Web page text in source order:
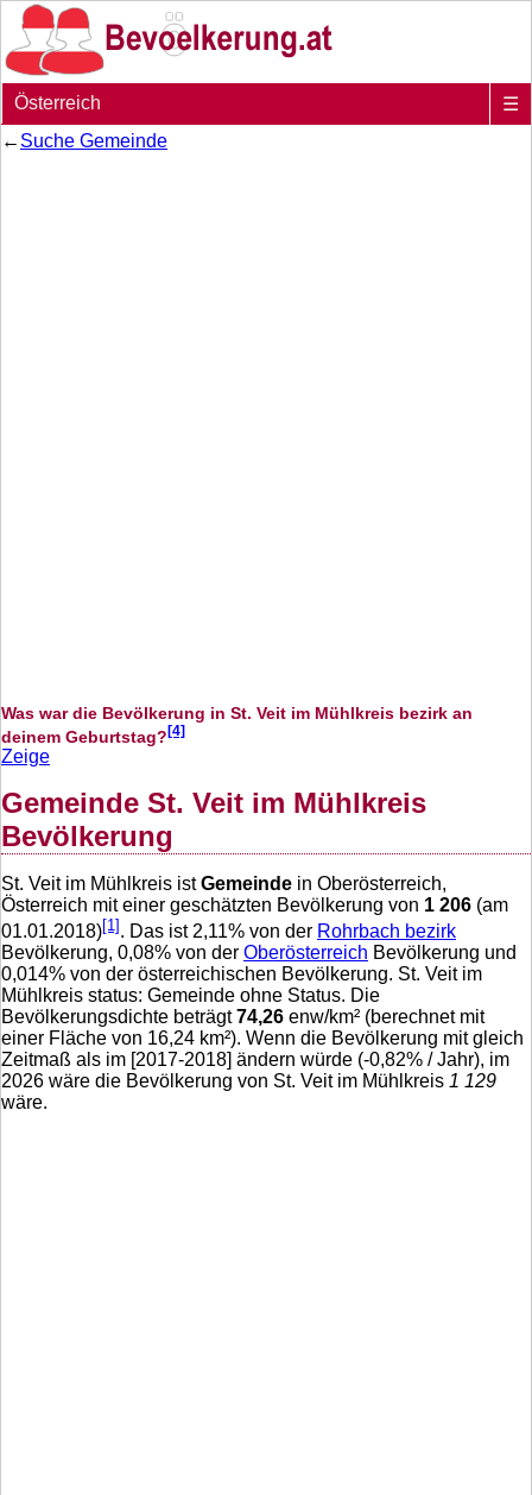
Österreich
☰
← Suche Gemeinde
Was war die Bevölkerung in St. Veit im Mühlkreis bezirk an
deinem Geburtstag?[4]
Zeige
Gemeinde St. Veit im Mühlkreis
Bevölkerung
St. Veit im Mühlkreis istGemeinde in Oberösterreich,
Österreich mit einer geschätzten Bevölkerung von 1 206 (am
01.01.2018)[1] . Das ist 2,11% von der Rohrbach bezirk
Bevölkerung, 0,08% von der Oberösterreich Bevölkerung und
0,014% von der österreichischen Bevölkerung. St. Veit im
Mühlkreis status: Gemeinde ohne Status. Die
Bevölkerungsdichte beträgt74,26 enw/km² (berechnet mit
einer Fläche von 16,24 km²). Wenn die Bevölkerung mit gleich
Zeitmaß als im [2017-2018] ändern würde (-0,82% / Jahr), im
2026 wäre die Bevölkerung von St. Veit im Mühlkreis 1 129
wäre.